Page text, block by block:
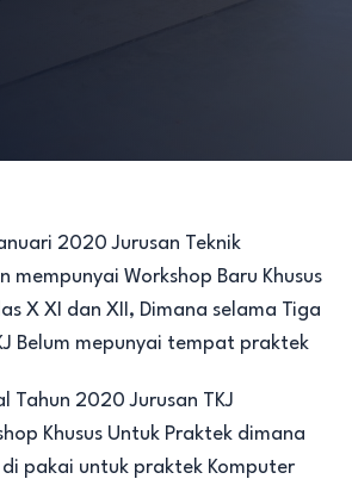
2020 Jurusan Teknik
mempunyai Workshop Baru Khusus
X XI dan XII, Dimana selama Tiga
Belum mepunyai tempat praktek
Tahun 2020 Jurusan TKJ
Khusus Untuk Praktek dimana
pakai untuk praktek Komputer